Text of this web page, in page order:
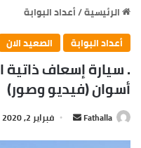
الرئيسية/أعداد البوابة
أعداد البوابة
الصعيد الان
. سيارة إسعاف
أسوان (فيديو وصور)
Fathalla
أرسل فبراير 2, 2020